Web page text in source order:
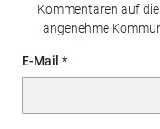
Kommentaren auf
angenehme
E-Mail